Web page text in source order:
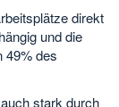
direkt
und die
49% des
stark durch